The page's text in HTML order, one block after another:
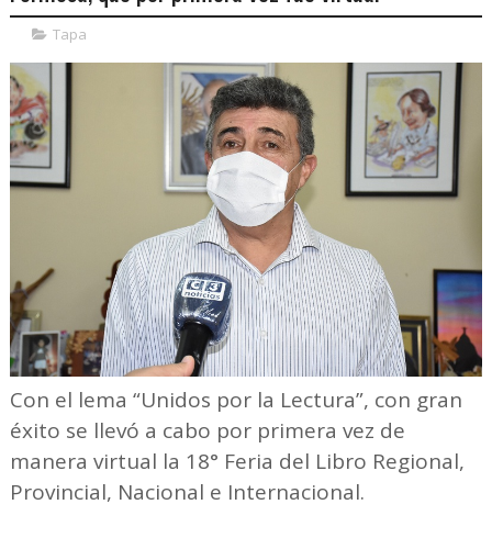
Tapa
Con el lema “Unidos por la Lectura”, con gran
éxito se llevó a cabo por primera vez de
manera virtual la 18° Feria del Libro Regional,
Provincial, Nacional e Internacional.